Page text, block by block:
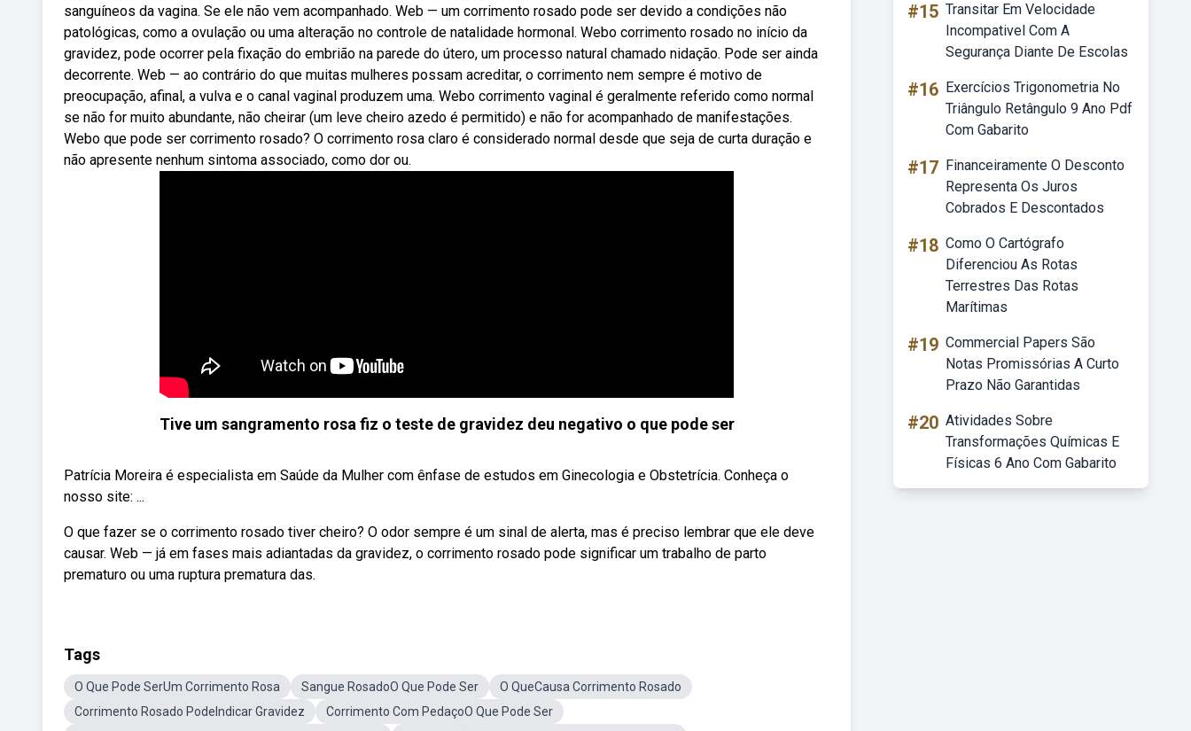
sanguíneos da vagina. Se ele não vem acompanhado. Web — um corrimento rosado pode ser devido a condições não
patológicas, como a ovulação ou uma alteração no controle de natalidade hormonal. Webo corrimento rosado no início da
gravidez, pode ocorrer pela fixação do embrião na parede do útero, um processo natural chamado nidação. Pode ser ainda
decorrente. Web — ao contrário do que muitas mulheres possam acreditar, o corrimento nem sempre é motivo de
preocupação, afinal, a vulva e o canal vaginal produzem uma. Webo corrimento vaginal é geralmente referido como normal
se não for muito abundante, não cheirar (um leve cheiro azedo é permitido) e não for acompanhado de manifestações.
Webo que pode ser corrimento rosado? O corrimento rosa claro é considerado normal desde que seja de curta duração e
não apresente nenhum sintoma associado, como dor ou.
Tive um sangramento rosa fiz o teste de gravidez deu negativo o que pode ser
Patrícia Moreira é especialista em Saúde da Mulher com ênfase de estudos em Ginecologia e Obstetrícia. Conheça o
nosso site: ...
O que fazer se o corrimento rosado tiver cheiro? O odor sempre é um sinal de alerta, mas é preciso lembrar que ele deve
causar. Web — já em fases mais adiantadas da gravidez, o corrimento rosado pode significar um trabalho de parto
prematuro ou uma ruptura prematura das.
Tags
O Que Pode SerUm Corrimento Rosa Sangue RosadoO Que Pode Ser
O QueCausa Corrimento Rosado
Corrimento Rosado PodeIndicar Gravidez
Corrimento Com PedaçoO Que Pode Ser
#15 Transitar Em Velocidade
Incompativel Com A
Segurança Diante De Escolas
#16 Exercícios Trigonometria No
Triângulo Retângulo 9 Ano Pdf
Com Gabarito
#17 Financeiramente O Desconto
Representa Os Juros
Cobrados E Descontados
#18 Como O Cartógrafo
Diferenciou As Rotas
Terrestres Das Rotas
Marítimas
#19 Commercial Papers São
Notas Promissórias A Curto
Prazo Não Garantidas
#20 Atividades Sobre
Transformações Químicas E
Físicas 6 Ano Com Gabarito